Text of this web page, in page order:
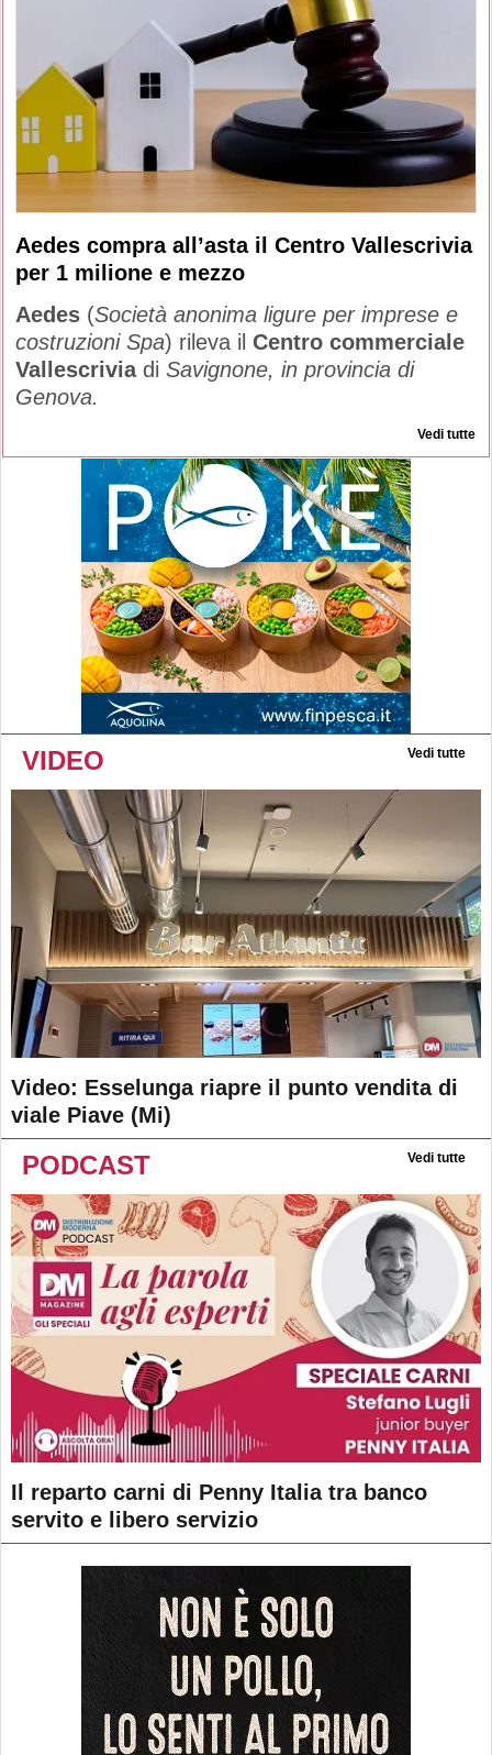
Aedes compra all’asta il Centro Vallescrivia
per 1 milione e mezzo
Aedes (Società anonima ligure per imprese e
costruzioni Spa) rileva il Centro commerciale
Vallescriviadi Savignone, in provincia di
Genova.
Vedi tutte
VIDEO Vedi tutte
Video: Esselunga riapre il punto vendita di
viale Piave (Mi)
PODCAST Vedi tutte
Il reparto carni di Penny Italia tra banco
servito e libero servizio